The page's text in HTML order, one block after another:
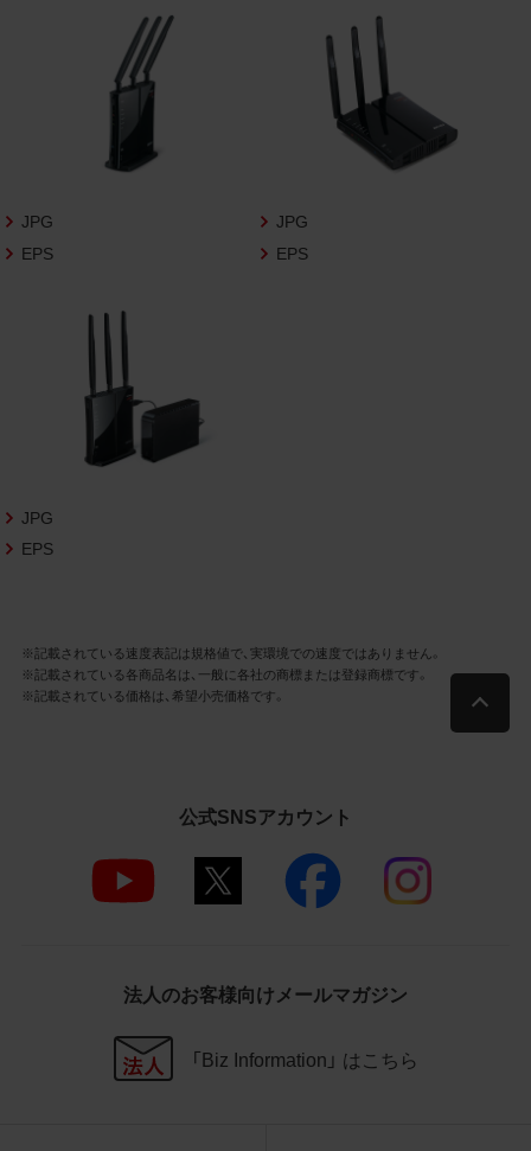
除き、上記の目的、利用方法以外に商品写真
データを利用することはできません。
3.遵守事項
お客様は、商品写真データの利用に際し、次
の各号に掲げる事項を遵守するものとしま
商品写真データの全部又は一部の譲
渡、貸与、再利用許諾、改変、著作権表
当社の商品であることを特定できる
表示を行うこと
商品写真データに著作権表示、ラベ
て、当社と提携、協力関係等にあると
の示唆や誤解を生じさせうる態様の
利用を行わないこと
用しないこと
4.免責事項
当社は、商品写真データの正確性、完全性、
ん。また、商品写真データの利用に起因し
の賠償の責任を負いません。また、商品写
真データの内容は予告なしに変更又は掲載
JPG
EPS
JPG
EPS
JPG
EPS
※記載されている速度表記は規格値で、実環境での速度ではありません。
※記載されている各商品名は、一般に各社の商標または登録商標です。
※記載されている価格は、希望小売価格です。
公式SNSアカウント
法人のお客様向けメールマガジン
「Biz Information」 はこちら